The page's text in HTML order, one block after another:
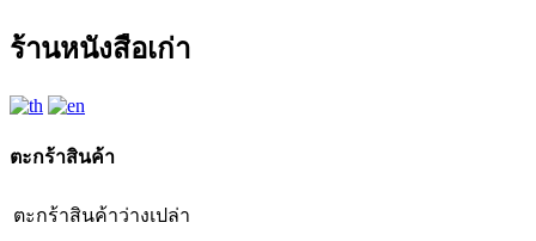
ร้านหนังสือเก่า
ตะกร้าสินค้า
ตะกร้าสินค้าว่างเปล่า